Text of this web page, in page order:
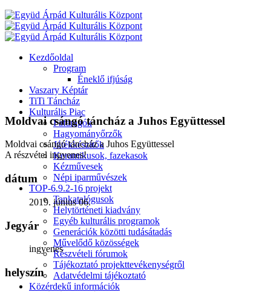
Kezdőoldal
Program
Éneklő ifjúság
Vaszary Képtár
TiTi Táncház
Kulturális Piac
Fafaragók
Hagyományőrzők
Játékkészítők
Keramikusok, fazekasok
Kézművesek
Népi iparművészek
TOP-6.9.2-16 projekt
Tankatalógusok
Helytörténeti kiadvány
Egyéb kulturális programok
Generációk közötti tudásátadás
Művelődő közösségek
Részvételi fórumok
Tájékoztató projekttevékenységről
Adatvédelmi tájékoztató
Közérdekű információk
Moldvai csángó táncház a Juhos Együttessel
Moldvai csángó táncház a Juhos Együttessel
A részvétel ingyenes!
dátum
2019. június 06.
Jegyár
ingyenes
helyszín